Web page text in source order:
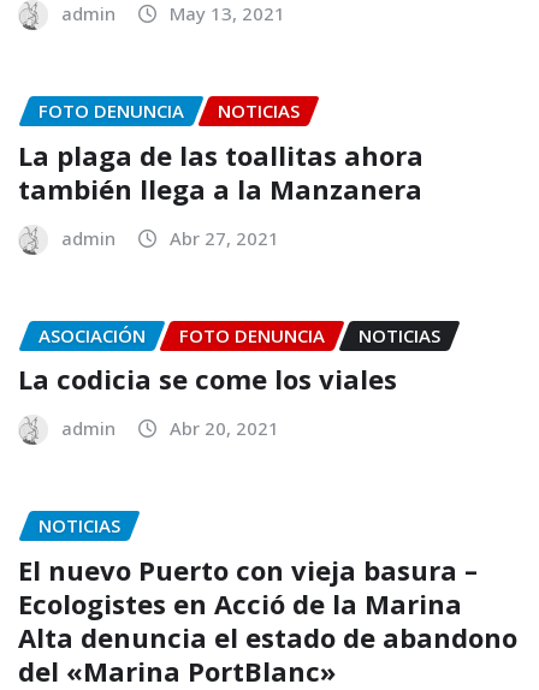
admin May 13, 2021
FOTO DENUNCIA NOTICIAS
La plaga de las toallitas ahora
también llega a la Manzanera
admin Abr 27, 2021
ASOCIACIÓN FOTO DENUNCIA NOTICIAS
La codicia se come los viales
admin Abr 20, 2021
NOTICIAS
El nuevo Puerto con vieja basura –
Ecologistes en Acció de la Marina
Alta denuncia el estado de abandono
del «Marina PortBlanc»